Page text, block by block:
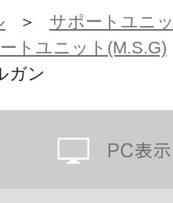
＞ サポートユニ
トユニット(M.S.G)
ガン